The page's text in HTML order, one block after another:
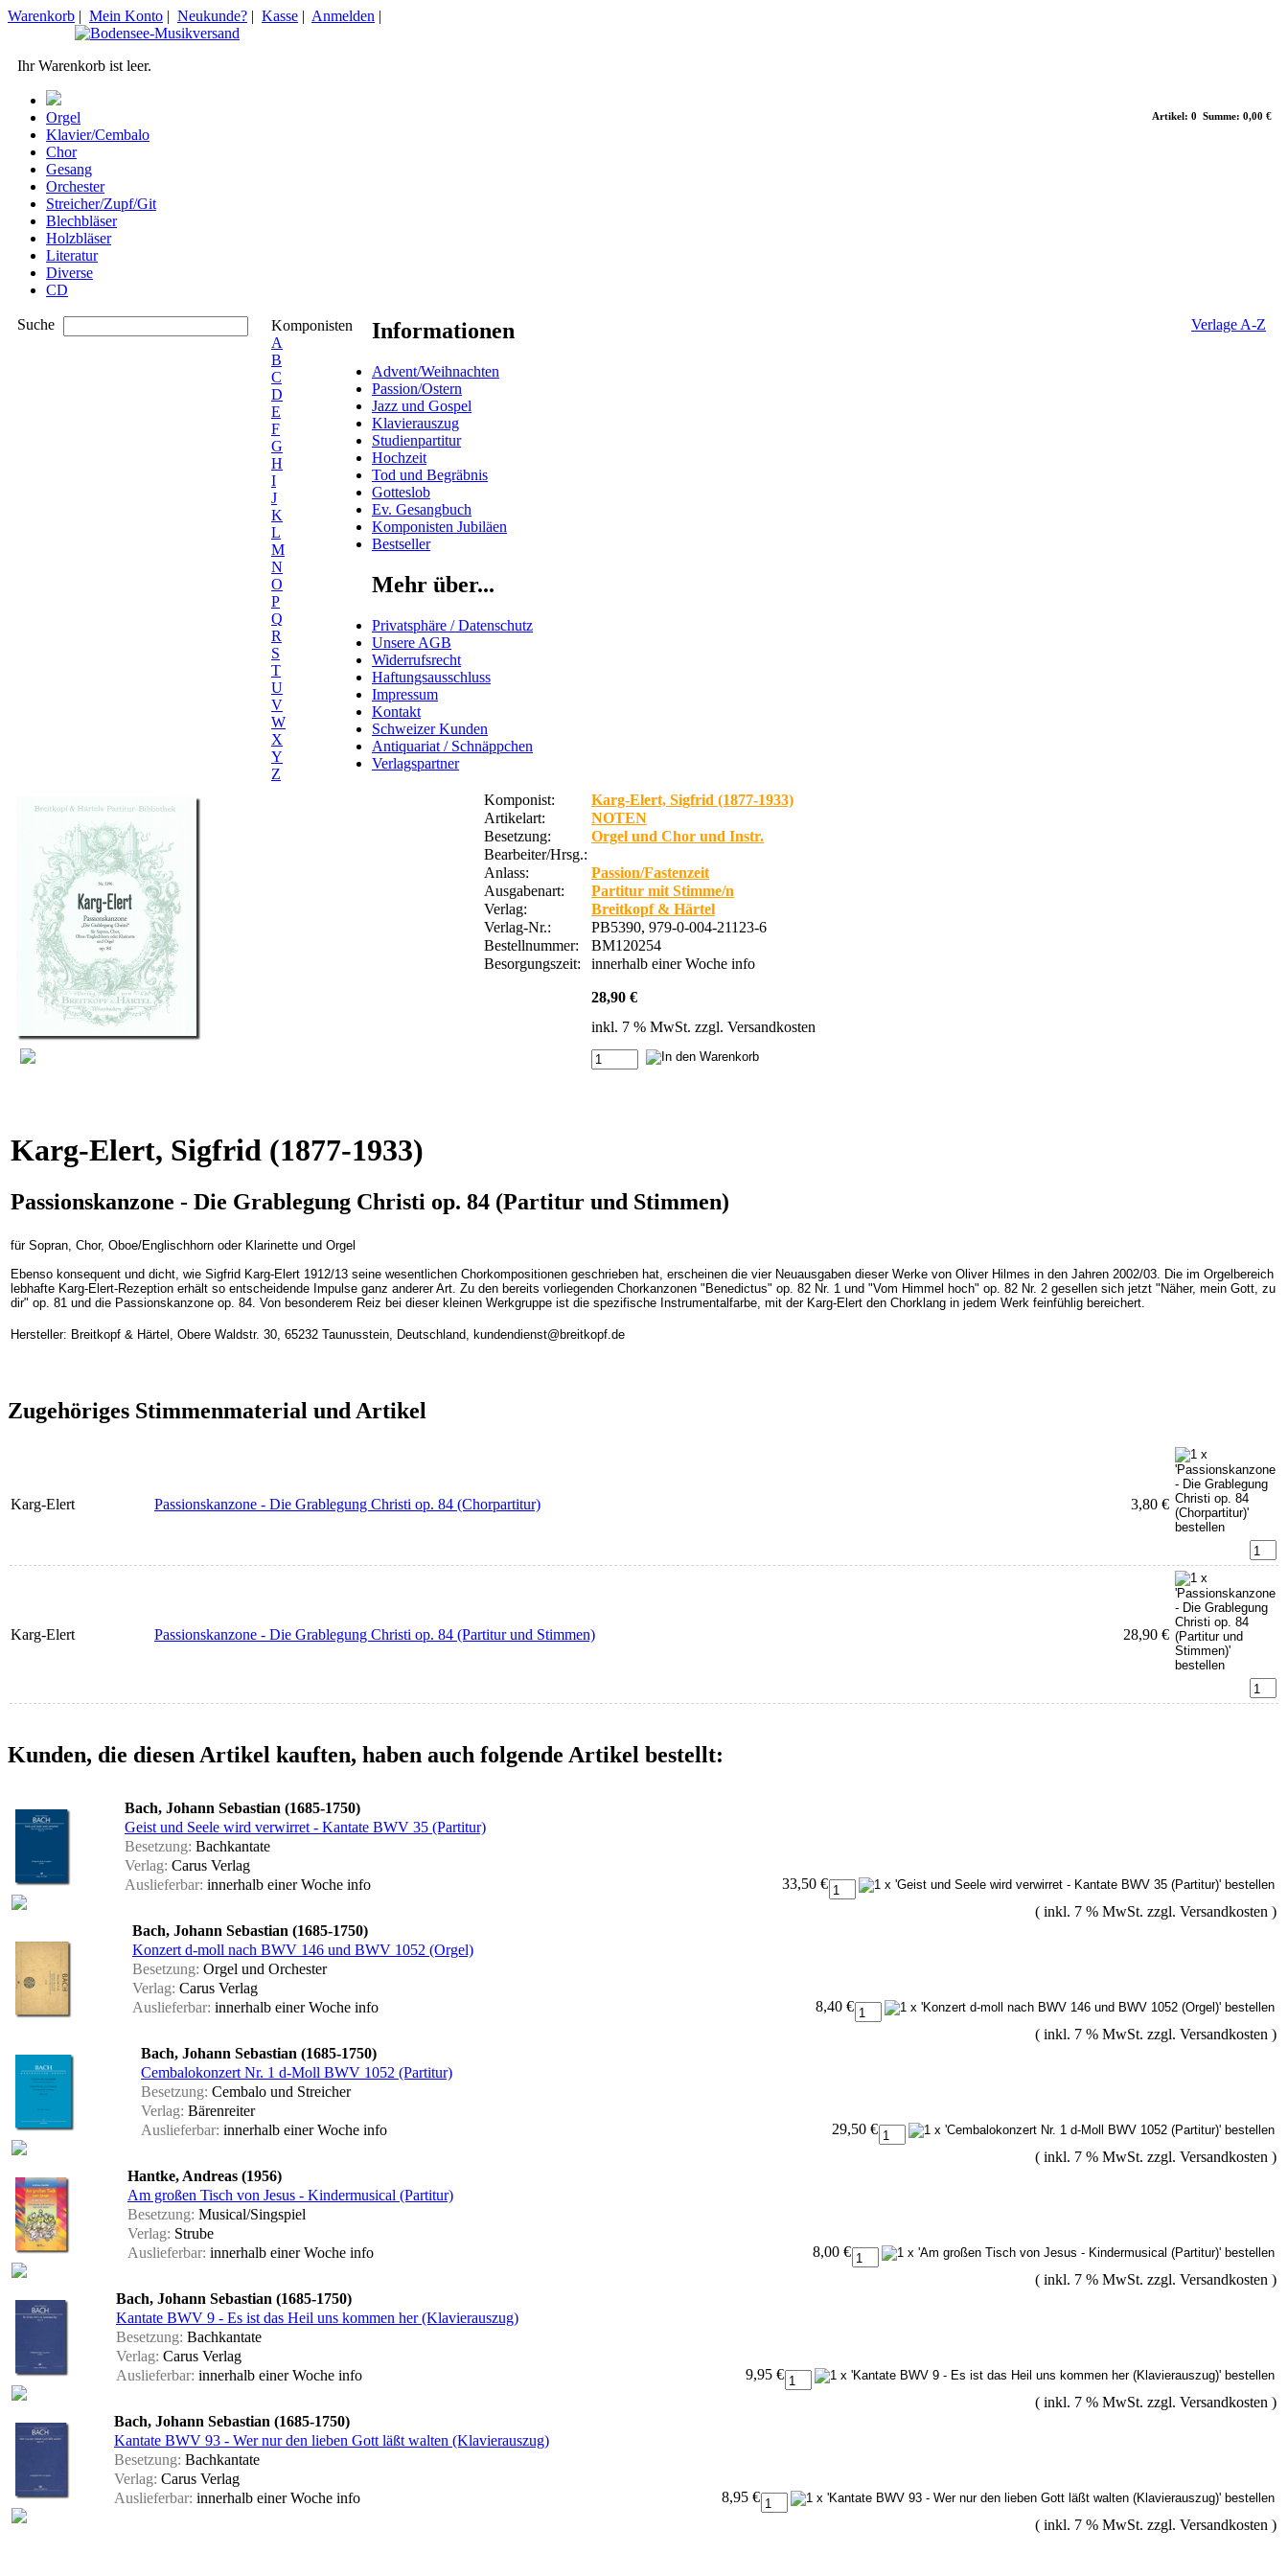
Artikel: 0 Summe: 0,00 €
Warenkorb | Mein Konto | Neukunde? | Kasse | Anmelden |
Ihr Warenkorb ist leer.
Orgel
Klavier/Cembalo
Chor
Gesang
Orchester
Streicher/Zupf/Git
Blechbläser
Holzbläser
Literatur
Diverse
CD
Suche
Komponisten
A
B
C
D
E
F
G
H
I
J
K
L
M
N
O
P
Q
R
S
T
U
V
W
X
Y
Z
Verlage A-Z
Informationen
Advent/Weihnachten
Passion/Ostern
Jazz und Gospel
Klavierauszug
Studienpartitur
Hochzeit
Tod und Begräbnis
Gotteslob
Ev. Gesangbuch
Komponisten Jubiläen
Bestseller
Mehr über...
Privatsphäre / Datenschutz
Unsere AGB
Widerrufsrecht
Haftungsausschluss
Impressum
Kontakt
Schweizer Kunden
Antiquariat / Schnäppchen
Verlagspartner
Komponist:
Karg-Elert, Sigfrid (1877-1933)
Artikelart:
NOTEN
Besetzung:
Orgel und Chor und Instr.
Bearbeiter/Hrsg.:
Anlass:
Passion/Fastenzeit
Ausgabenart:
Partitur mit Stimme/n
Verlag:
Breitkopf & Härtel
Verlag-Nr.:
PB5390, 979-0-004-21123-6
Bestellnummer:
BM120254
Besorgungszeit:
innerhalb einer Woche info
28,90 €
inkl. 7 % MwSt. zzgl. Versandkosten
Karg-Elert, Sigfrid (1877-1933)
Passionskanzone - Die Grablegung Christi op. 84 (Partitur und Stimmen)
für Sopran, Chor, Oboe/Englischhorn oder Klarinette und Orgel
Ebenso konsequent und dicht, wie Sigfrid Karg-Elert 1912/13 seine wesentlichen Chorkompositionen geschrieben hat, erscheinen die vier Neuausgaben dieser Werke von Oliver Hilmes in den Jahren 2002/03. Die im Orgelbereich
lebhafte Karg-Elert-Rezeption erhält so entscheidende Impulse ganz anderer Art. Zu den bereits vorliegenden Chorkanzonen "Benedictus" op. 82 Nr. 1 und "Vom Himmel hoch" op. 82 Nr. 2 gesellen sich jetzt "Näher, mein Gott, zu
dir" op. 81 und die Passionskanzone op. 84. Von besonderem Reiz bei dieser kleinen Werkgruppe ist die spezifische Instrumentalfarbe, mit der Karg-Elert den Chorklang in jedem Werk feinfühlig bereichert.
Hersteller: Breitkopf & Härtel, Obere Waldstr. 30, 65232 Taunusstein, Deutschland, kundendienst@breitkopf.de
Zugehöriges Stimmenmaterial und Artikel
Karg-Elert Passionskanzone - Die Grablegung Christi op. 84 (Chorpartitur) 3,80 €
Karg-Elert Passionskanzone - Die Grablegung Christi op. 84 (Partitur und Stimmen) 28,90 €
Kunden, die diesen Artikel kauften, haben auch folgende Artikel bestellt:
Bach, Johann Sebastian (1685-1750)
Geist und Seele wird verwirret - Kantate BWV 35 (Partitur)
Besetzung: Bachkantate
Verlag: Carus Verlag
Auslieferbar: innerhalb einer Woche info
33,50 €
( inkl. 7 % MwSt. zzgl. Versandkosten )
Bach, Johann Sebastian (1685-1750)
Konzert d-moll nach BWV 146 und BWV 1052 (Orgel)
Besetzung: Orgel und Orchester
Verlag: Carus Verlag
Auslieferbar: innerhalb einer Woche info
8,40 €
( inkl. 7 % MwSt. zzgl. Versandkosten )
Bach, Johann Sebastian (1685-1750)
Cembalokonzert Nr. 1 d-Moll BWV 1052 (Partitur)
Besetzung: Cembalo und Streicher
Verlag: Bärenreiter
Auslieferbar: innerhalb einer Woche info
29,50 €
( inkl. 7 % MwSt. zzgl. Versandkosten )
Hantke, Andreas (1956)
Am großen Tisch von Jesus - Kindermusical (Partitur)
Besetzung: Musical/Singspiel
Verlag: Strube
Auslieferbar: innerhalb einer Woche info
8,00 €
( inkl. 7 % MwSt. zzgl. Versandkosten )
Bach, Johann Sebastian (1685-1750)
Kantate BWV 9 - Es ist das Heil uns kommen her (Klavierauszug)
Besetzung: Bachkantate
Verlag: Carus Verlag
Auslieferbar: innerhalb einer Woche info
9,95 €
( inkl. 7 % MwSt. zzgl. Versandkosten )
Bach, Johann Sebastian (1685-1750)
Kantate BWV 93 - Wer nur den lieben Gott läßt walten (Klavierauszug)
Besetzung: Bachkantate
Verlag: Carus Verlag
Auslieferbar: innerhalb einer Woche info
8,95 €
( inkl. 7 % MwSt. zzgl. Versandkosten )